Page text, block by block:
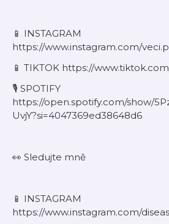
⁠📱 INSTAGRAM
⁠https://www.instagram.com/
⁠⁠📱 TIKTOK https://
🎙️ SPOTIFY
https://open.spotify.com/show/
UvjY?si=4047369ed38648d6
👀 Sledujte mně
⁠📱 INSTAGRAM
https://www.instagram.com/